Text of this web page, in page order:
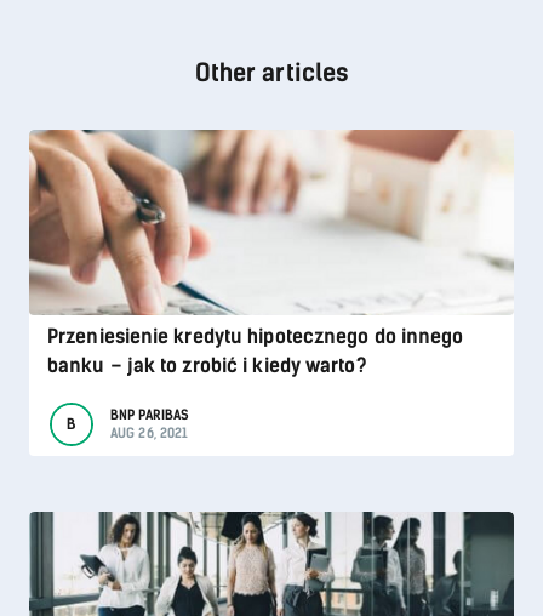
Other articles
Przeniesienie kredytu hipotecznego do innego
banku – jak to zrobić i kiedy warto?
B
BNP PARIBAS
AUG 26, 2021